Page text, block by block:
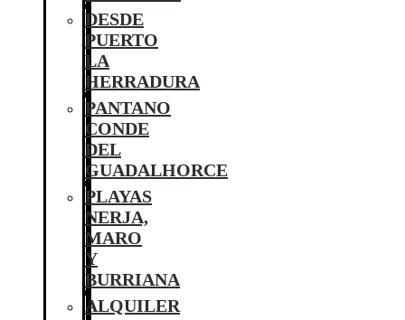
DESDE
PUERTO
LA
HERRADURA
PANTANO
CONDE
DEL
GUADALHORCE
PLAYAS
NERJA,
MARO
Y
BURRIANA
ALQUILER